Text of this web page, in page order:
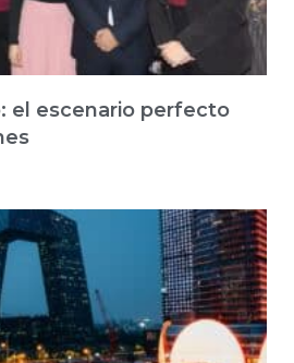
el escenario perfecto